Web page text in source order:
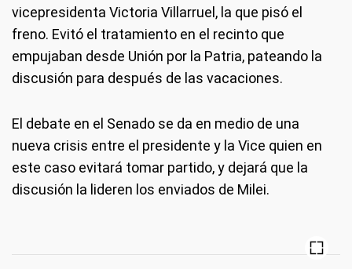
vicepresidenta Victoria Villarruel, la que pisó el
freno. Evitó el tratamiento en el recinto que
empujaban desde Unión por la Patria, pateando la
discusión para después de las vacaciones.
El debate en el Senado se da en medio de una
nueva crisis entre el presidente y la Vice quien en
este caso evitará tomar partido, y dejará que la
discusión la lideren los enviados de Milei.